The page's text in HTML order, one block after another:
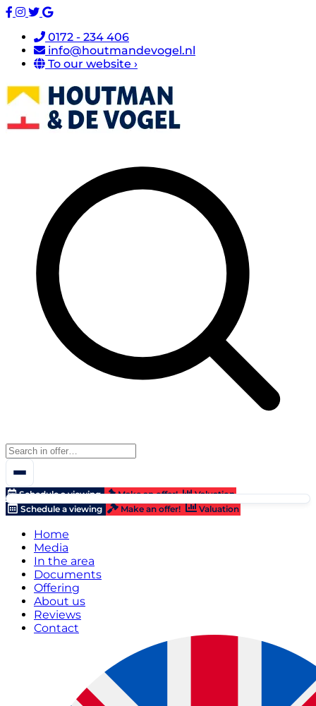
0172 - 234 406
info@houtmandevogel.nl
To our website ›
Schedule a viewing Make an offer!
Valuation
Schedule a viewing
Make an offer! Valuation
Home
Media
In the area
Documents
Offering
About us
Reviews
Contact